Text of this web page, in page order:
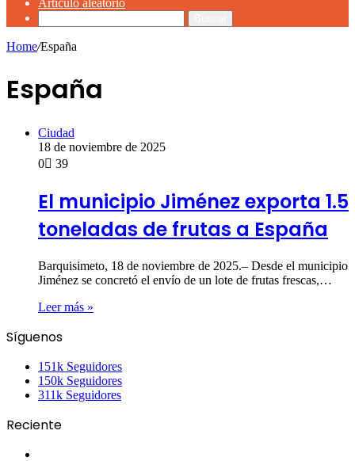
Artículo aleatorio
Home/España
España
Ciudad
18 de noviembre de 2025
0
39
El municipio Jiménez exporta 1.5
toneladas de frutas a España
Barquisimeto, 18 de noviembre de 2025.– Desde el municipio
Jiménez se concretó el envío de un lote de frutas frescas,…
Leer más »
Síguenos
151k Seguidores
150k Seguidores
311k Seguidores
Reciente